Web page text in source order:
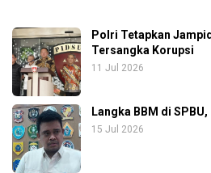
Polri Tetapkan
Tersangka Korupsi
11 Jul 2026
Langka BBM di
15 Jul 2026